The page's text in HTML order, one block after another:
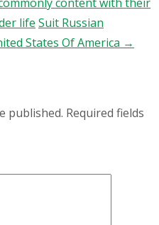
life Suit Russian
States Of America →
published. Required fields